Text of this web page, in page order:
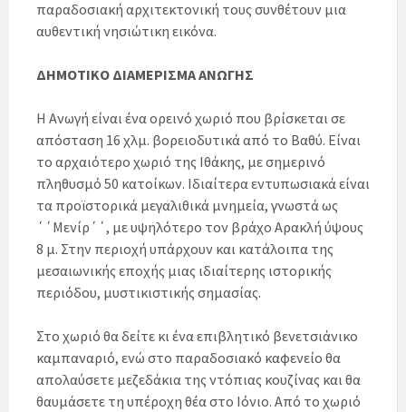
παραδοσιακή αρχιτεκτονική τους συνθέτουν μια
αυθεντική νησιώτικη εικόνα.
ΔΗΜΟΤΙΚΟ ΔΙΑΜΕΡΙΣΜΑ ΑΝΩΓΗΣ
Η Ανωγή είναι ένα ορεινό χωριό που βρίσκεται σε
απόσταση 16 χλμ. βορειοδυτικά από το Βαθύ. Είναι
το αρχαιότερο χωριό της Ιθάκης, με σημερινό
πληθυσμό 50 κατοίκων. Ιδιαίτερα εντυπωσιακά είναι
τα προϊστορικά μεγαλιθικά μνημεία, γνωστά ως
΄΄Μενίρ΄΄, με υψηλότερο τον βράχο Αρακλή ύψους
8 μ. Στην περιοχή υπάρχουν και κατάλοιπα της
μεσαιωνικής εποχής μιας ιδιαίτερης ιστορικής
περιόδου, μυστικιστικής σημασίας.
Στο χωριό θα δείτε κι ένα επιβλητικό βενετσιάνικο
καμπαναριό, ενώ στο παραδοσιακό καφενείο θα
απολαύσετε μεζεδάκια της ντόπιας κουζίνας και θα
θαυμάσετε τη υπέροχη θέα στο Ιόνιο. Από το χωριό